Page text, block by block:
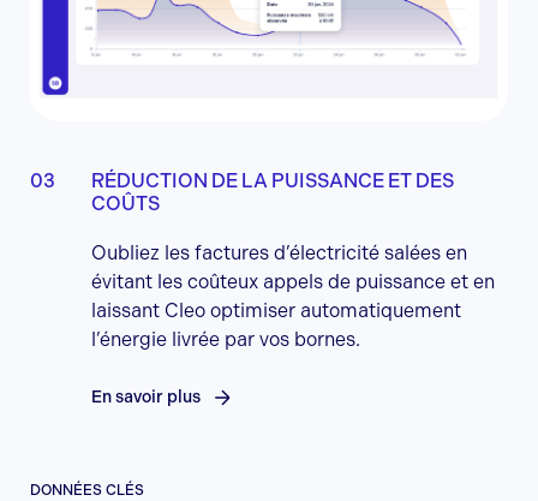
RÉDUCTION DE LA PUISSANCE ET DES
COÛTS
Oubliez les factures d’électricité salées en
évitant les coûteux appels de puissance et en
laissant Cleo optimiser automatiquement
l’énergie livrée par vos bornes.
En savoir plus
DONNÉES CLÉS